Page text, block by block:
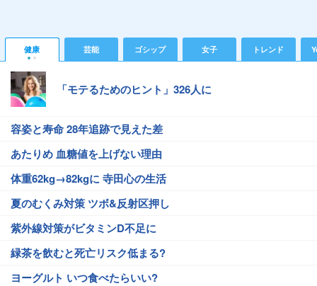
健康 芸能 ゴシップ 女子 トレンド
「モテるためのヒント」326人に
容姿と寿命 28年追跡で見えた差
あたりめ 血糖値を上げない理由
体重62kg→82kgに 寺田心の生活
夏のむくみ対策 ツボ&反射区押し
紫外線対策がビタミンD不足に
緑茶を飲むと死亡リスク低まる?
ヨーグルト いつ食べたらいい?